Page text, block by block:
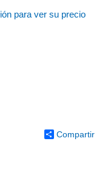
para ver su precio
Compartir